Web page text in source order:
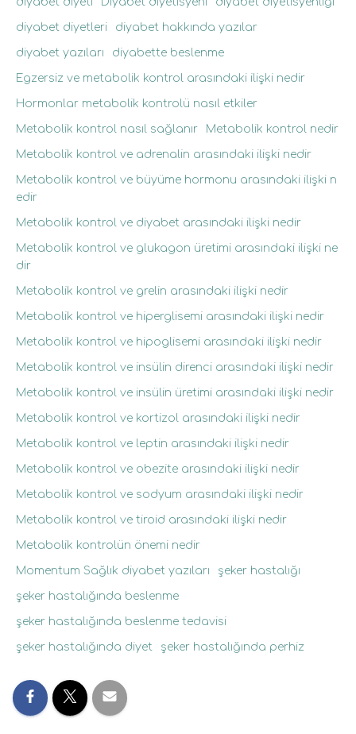
diyabet diyetleri diyabet hakkında yazılar
diyabet yazıları diyabette beslenme
Egzersiz ve metabolik kontrol arasındaki ilişki nedir
Hormonlar metabolik kontrolü nasıl etkiler
Metabolik kontrol nasıl sağlanır Metabolik kontrol nedir
Metabolik kontrol ve adrenalin arasındaki ilişki nedir
Metabolik kontrol ve büyüme hormonu arasındaki ilişki n
edir
Metabolik kontrol ve diyabet arasındaki ilişki nedir
Metabolik kontrol ve glukagon üretimi arasındaki ilişki ne
dir
Metabolik kontrol ve grelin arasındaki ilişki nedir
Metabolik kontrol ve hiperglisemi arasındaki ilişki nedir
Metabolik kontrol ve hipoglisemi arasındaki ilişki nedir
Metabolik kontrol ve insülin direnci arasındaki ilişki nedir
Metabolik kontrol ve insülin üretimi arasındaki ilişki nedir
Metabolik kontrol ve kortizol arasındaki ilişki nedir
Metabolik kontrol ve leptin arasındaki ilişki nedir
Metabolik kontrol ve obezite arasındaki ilişki nedir
Metabolik kontrol ve sodyum arasındaki ilişki nedir
Metabolik kontrol ve tiroid arasındaki ilişki nedir
Metabolik kontrolün önemi nedir
Momentum Sağlık diyabet yazıları şeker hastalığı
şeker hastalığında beslenme
şeker hastalığında beslenme tedavisi
şeker hastalığında diyet şeker hastalığında perhiz